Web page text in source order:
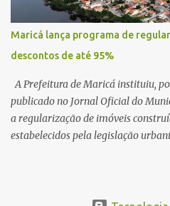
muitas pessoas estão dizendo
entregando resultados imediatos.
garantiu que os frutos começarão a
fala que eu prometo muito, mas
Vocês Esperam, daqui a um ano o
Maricá lança programa de
descontos de até 95%
A Prefeitura de Maricá instituiu,
publicado no Jornal Oficial do
a regularização de imóveis
estabelecidos pela legislação